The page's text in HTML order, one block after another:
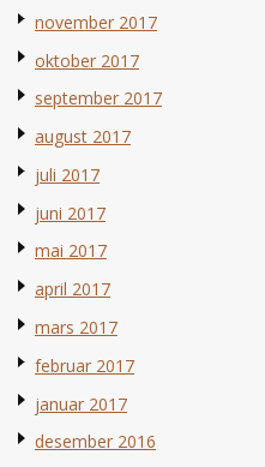
november 2017
oktober 2017
september 2017
august 2017
juli 2017
juni 2017
mai 2017
april 2017
mars 2017
februar 2017
januar 2017
desember 2016